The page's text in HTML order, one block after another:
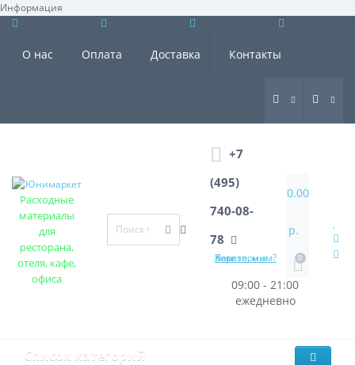
Информация ×
О нас Оплата Доставка Контакты
Расходные
материалы
для
ресторана,
отеля, кафе,
офиса
+7
(495)
740-08-
78
Хотите, мы Вам перезвоним?
09:00 - 21:00
ежедневно
0.00
р.
0
Список категорий